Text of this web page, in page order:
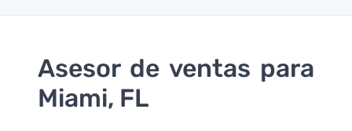
Asesor de ventas para
Miami, FL